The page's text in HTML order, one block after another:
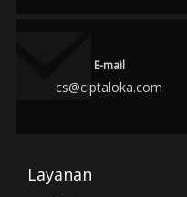
E-mail
cs@ciptaloka.com
Layanan